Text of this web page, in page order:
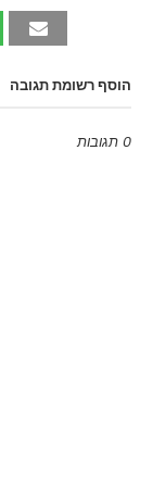
הוסף רשומת תגובה
0 תגובות